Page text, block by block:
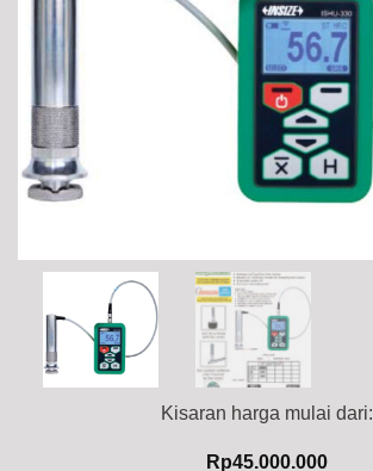
Kisaran harga mulai dari:
Rp45.000.000